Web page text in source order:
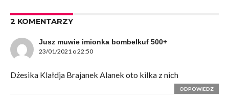
2 KOMENTARZY
Jusz muwie imionka bombelkuf 500+
23/01/2021 o 22:50
Dżesika Klałdja Brajanek Alanek oto kilka z nich
ODPOWIEDZ